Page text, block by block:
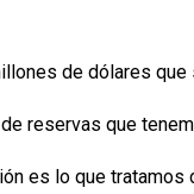
de dólares que
reservas que
es lo que